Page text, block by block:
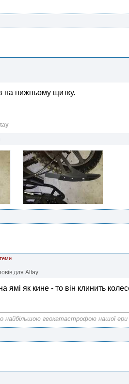
на нижньому щитку.
для Altay
ямі як кине - то він клинить
найбільшою геокатастрофою нашої ери